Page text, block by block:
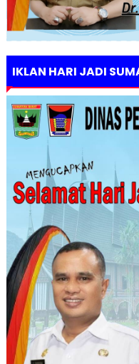
IKLAN HARI JADI